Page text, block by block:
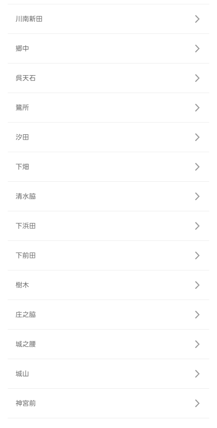
川南新田
郷中
呉天石
鷺所
汐田
下畑
清水脇
下浜田
下前田
樹木
庄之脇
城之腰
城山
神宮前